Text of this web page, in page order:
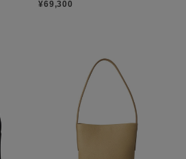
¥69,300